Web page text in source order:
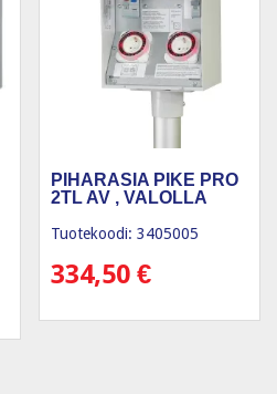
PIHARASIA PIKE PRO
2TL AV , VALOLLA
Tuotekoodi: 3405005
334,50€